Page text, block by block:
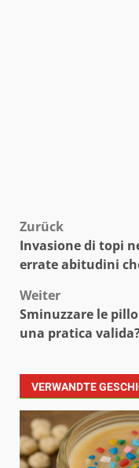
Zurück
Invasione di topi
errate abitudini
Weiter
Sminuzzare le
una pratica
VERWANDTE